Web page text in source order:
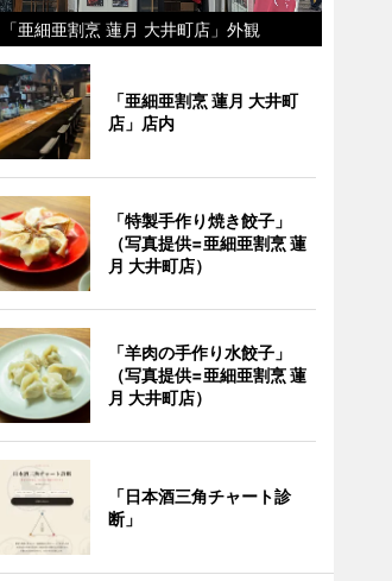
「亜細亜割烹 蓮月 大井町店」外観
「亜細亜割烹 蓮月 大井町
店」店内
「特製手作り焼き餃子」
（写真提供=亜細亜割烹 蓮
月 大井町店）
「羊肉の手作り水餃子」
（写真提供=亜細亜割烹 蓮
月 大井町店）
「日本酒三角チャート診
断」